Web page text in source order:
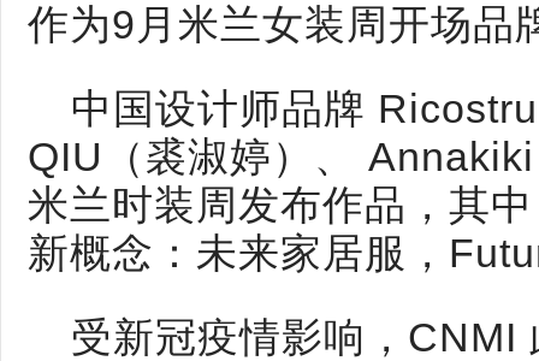
作为9月米兰女装周开场品
中国设计师品牌
QIU（裘淑婷）、
米兰时装周发布作品，其
新概念：未来家居服，
受新冠疫情影响，CNMI